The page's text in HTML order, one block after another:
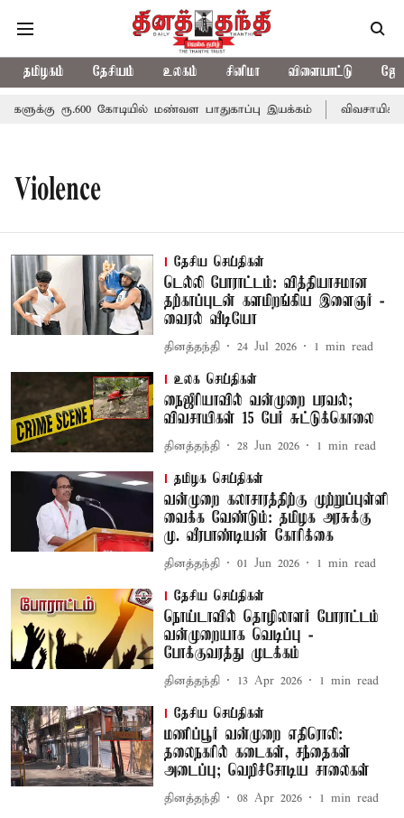
தமிழகம் தேசியம் உலகம் சினிமா விளையாட்டு
ரூ.600 கோடியில் மண்வள பாதுகாப்பு இயக்கம்
Violence
தேசிய செய்திகள்
டெல்லி போராட்டம்: வித்தியாசமான
தற்காப்புடன் களமிறங்கிய இளைஞர் -
வைரல் வீடியோ
தினத்தந்தி 24 Jul 2026 1 min read
உலக செய்திகள்
நைஜீரியாவில் வன்முறை பரவல்;
விவசாயிகள் 15 பேர் சுட்டுக்கொலை
தினத்தந்தி 28 Jun 2026 1 min read
தமிழக செய்திகள்
வன்முறை கலாசாரத்திற்கு முற்றுப்புள்ளி
வைக்க வேண்டும்: தமிழக அரசுக்கு
மு. வீரபாண்டியன் கோரிக்கை
தினத்தந்தி 01 Jun 2026 1 min read
தேசிய செய்திகள்
நொய்டாவில் தொழிலாளர் போராட்டம்
வன்முறையாக வெடிப்பு -
போக்குவரத்து முடக்கம்
தினத்தந்தி 13 Apr 2026 1 min read
தேசிய செய்திகள்
மணிப்பூர் வன்முறை எதிரொலி:
தலைநகரில் கடைகள், சந்தைகள்
அடைப்பு; வெறிச்சோடிய சாலைகள்
தினத்தந்தி 08 Apr 2026 1 min read